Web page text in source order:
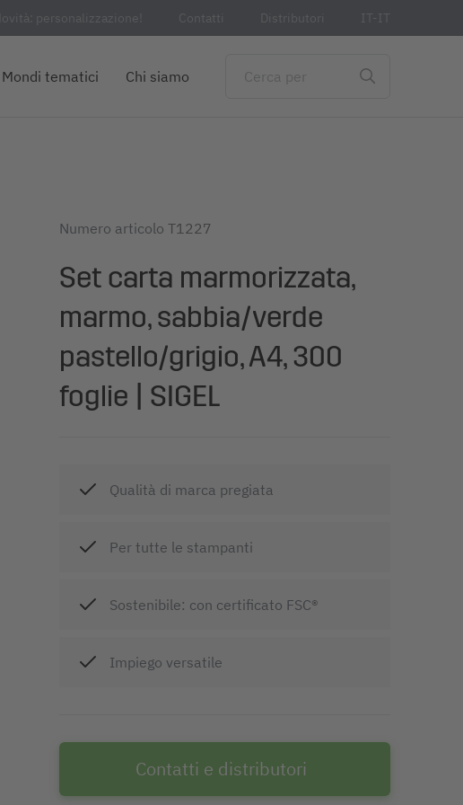
Novità: personalizzazione! Contatti Distributori IT-IT
Mondi tematici Chi siamo
Numero articolo T1227
Set carta marmorizzata,
marmo, sabbia/verde
pastello/grigio, A4, 300
foglie | SIGEL
Qualità di marca pregiata
Per tutte le stampanti
Sostenibile: con certificato FSC®
Impiego versatile
Contatti e distributori